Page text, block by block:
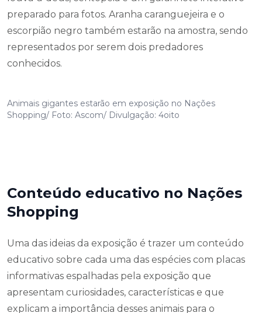
preparado para fotos. Aranha caranguejeira e o
escorpião negro também estarão na amostra, sendo
representados por serem dois predadores
conhecidos.
Animais gigantes estarão em exposição no Nações
Shopping/ Foto: Ascom/ Divulgação: 4oito
Conteúdo educativo no Nações
Shopping
Uma das ideias da exposição é trazer um conteúdo
educativo sobre cada uma das espécies com placas
informativas espalhadas pela exposição que
apresentam curiosidades, características e que
explicam a importância desses animais para o